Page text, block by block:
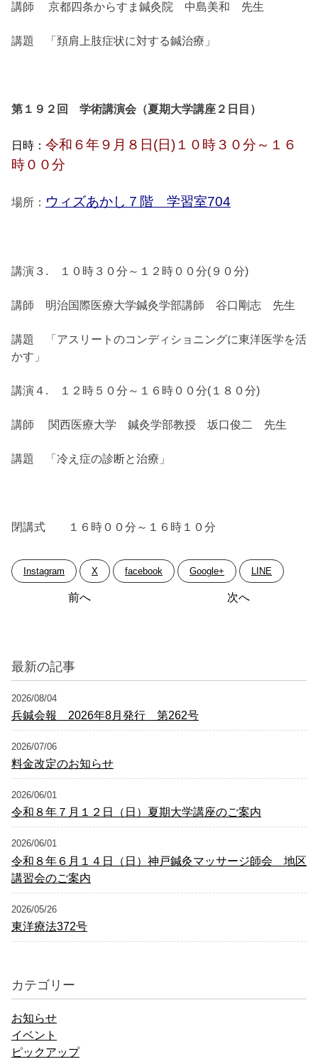
講師 京都四条からすま鍼灸院 中島美和 先生
講題 「頚肩上肢症状に対する鍼治療」
第１９２回 学術講演会（夏期大学講座２日目）
日時： 令和６年９月８日(日)１０時３０分～１６
時００分
場所： ウィズあかし７階 学習室704
講演３. １０時３０分～１２時００分(９０分)
講師 明治国際医療大学鍼灸学部講師 谷口剛志 先生
講題 「アスリートのコンディショニングに東洋医学を活
かす」
講演４. １２時５０分～１６時００分(１８０分)
講師 関西医療大学 鍼灸学部教授 坂口俊二 先生
講題 「冷え症の診断と治療」
閉講式 １６時００分～１６時１０分
Instagram X facebook Google+ LINE
ビ
ゲ
ー
シ
ョ
ン
前へ 次へ
最新の記事
2026/08/04
兵鍼会報 2026年8月発行 第262号
2026/07/06
料金改定のお知らせ
2026/06/01
令和８年７月１２日（日）夏期大学講座のご案内
2026/06/01
令和８年６月１４日（日）神戸鍼灸マッサージ師会 地区
講習会のご案内
2026/05/26
東洋療法372号
カテゴリー
お知らせ
イベント
ピックアップ